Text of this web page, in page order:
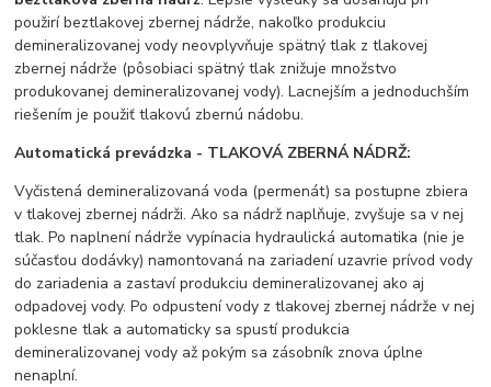
použirí beztlakovej zbernej nádrže, nakoľko produkciu
demineralizovanej vody neovplyvňuje spätný tlak z tlakovej
zbernej nádrže (pôsobiaci spätný tlak znižuje množstvo
produkovanej demineralizovanej vody). Lacnejším a jednoduchším
riešením je použiť tlakovú zbernú nádobu.
Automatická prevádzka - TLAKOVÁ ZBERNÁ NÁDRŽ:
Vyčistená demineralizovaná voda (permenát) sa postupne zbiera
v tlakovej zbernej nádrži. Ako sa nádrž naplňuje, zvyšuje sa v nej
tlak. Po naplnení nádrže vypínacia hydraulická automatika (nie je
súčasťou dodávky) namontovaná na zariadení uzavrie prívod vody
do zariadenia a zastaví produkciu demineralizovanej ako aj
odpadovej vody. Po odpustení vody z tlakovej zbernej nádrže v nej
poklesne tlak a automaticky sa spustí produkcia
demineralizovanej vody až pokým sa zásobník znova úplne
nenaplní.